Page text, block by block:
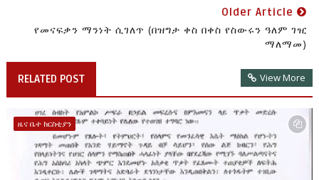
Older Article
የመናፍቃን ማንነት ሲገለጥ (በዝግታ ቀስ በቀስ የስውሩን ዓለም ገዢ
ማለማመ)
RELATED POST View More
ዜና ቤተ ክርስቲያን